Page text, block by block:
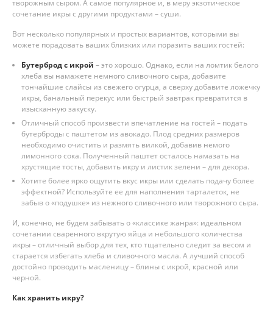
творожным сыром. А самое популярное и, в меру экзотическое
сочетание икры с другими продуктами – суши.
Вот несколько популярных и простых вариантов, которыми вы
можете порадовать ваших близких или поразить ваших гостей:
Бутерброд с икрой – это хорошо. Однако, если на ломтик белого
хлеба вы намажете немного сливочного сыра, добавите
тончайшие слайсы из свежего огурца, а сверху добавите ложечку
икры, банальный перекус или быстрый завтрак превратится в
изысканную закуску.
Отличный способ произвести впечатление на гостей – подать
бутерброды с паштетом из авокадо. Плод средних размеров
необходимо очистить и размять вилкой, добавив немого
лимонного сока. Полученный паштет осталось намазать на
хрустящие тосты, добавить икру и листик зелени – для декора.
Хотите более ярко ощутить вкус икры или сделать подачу более
эффектной? Используйте ее для наполнения тарталеток, не
забыв о «подушке» из нежного сливочного или творожного сыра.
И, конечно, не будем забывать о «классике жанра»: идеальном
сочетании сваренного вкрутую яйца и небольшого количества
икры – отличный выбор для тех, кто тщательно следит за весом и
старается избегать хлеба и сливочного масла. А лучший способ
достойно проводить масленицу – блины с икрой, красной или
черной.
Как хранить икру?